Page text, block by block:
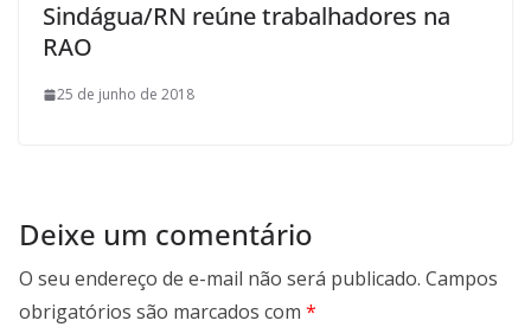
Sindágua/RN reúne trabalhadores na
RAO
25 de junho de 2018
Deixe um comentário
O seu endereço de e-mail não será publicado. Campos
obrigatórios são marcados com *